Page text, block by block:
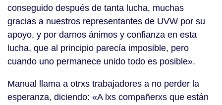
conseguido después de tanta lucha, muchas
gracias a nuestros representantes de UVW por su
apoyo, y por darnos ánimos y confianza en esta
lucha, que al principio parecía imposible, pero
cuando uno permanece unido todo es posible».
Manual llama a otrxs trabajadores a no perder la
esperanza, diciendo: «A lxs compañerxs que están